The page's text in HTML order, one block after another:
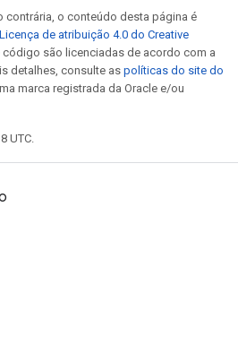
contrária, o conteúdo desta página é
Licença de atribuição 4.0 do Creative
código são licenciadas de acordo com a
detalhes, consulte as políticas do site do
marca registrada da Oracle e/ou
UTC.